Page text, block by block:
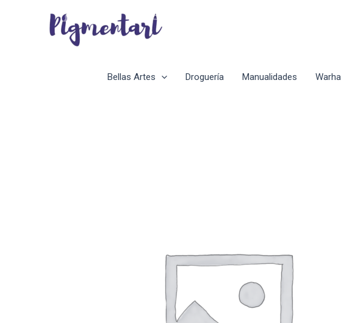
Bellas Artes Droguería Manualidades